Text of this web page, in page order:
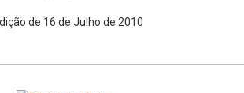
de 16 de Julho de 2010